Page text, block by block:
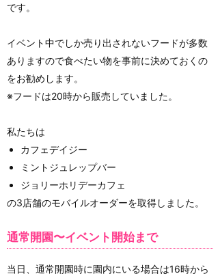
です。
イベント中でしか売り出されないフードが多数
ありますので食べたい物を事前に決めておくの
をお勧めします。
※フードは20時から販売していました。
私たちは
カフェデイジー
ミントジュレップバー
ジョリーホリデーカフェ
の3店舗のモバイルオーダーを取得しました。
通常開園〜イベント開始まで
当日、通常開園時に園内にいる場合は16時から